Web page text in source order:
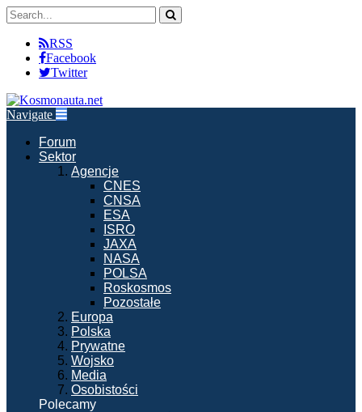
RSS
Facebook
Twitter
Navigate
Forum
Sektor
Agencje
CNES
CNSA
ESA
ISRO
JAXA
NASA
POLSA
Roskosmos
Pozostałe
Europa
Polska
Prywatne
Wojsko
Media
Osobistości
Polecamy